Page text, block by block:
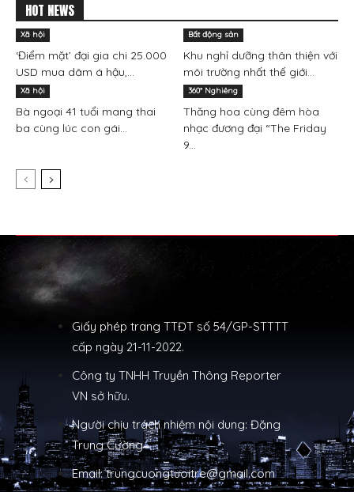
HOT NEWS
Xã hội
‘Điểm mặt’ đại gia chi 25.000
USD mua dâm á hậu,...
Bất động sản
Khu nghỉ dưỡng thân thiện với
môi trường nhất thế giới...
Xã hội
Bà ngoại 41 tuổi mang thai
ba cùng lúc con gái...
360° Nghiêng
Thăng hoa cùng đêm hòa
nhạc đương đại “The Friday
9...
Giấy phép trang TTĐT số 54/GP-STTTT
cấp ngày 21-11-2022.
Công ty TNHH Truyền Thông Reporter
VN sở hữu.
Người chịu trách nhiệm nội dung: Đặng
Trung Cường
Email: trungcuongtuoitre@gmail.com